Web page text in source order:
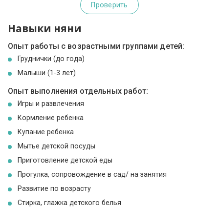
Проверить
Навыки няни
Опыт работы с возрастными группами детей:
Груднички (до года)
Малыши (1-3 лет)
Опыт выполнения отдельных работ:
Игры и развлечения
Кормление ребенка
Купание ребенка
Мытье детской посуды
Приготовление детской еды
Прогулка, сопровождение в сад/ на занятия
Развитие по возрасту
Стирка, глажка детского белья